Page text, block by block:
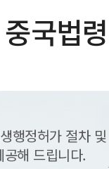
중국법령
행정허가 절차 및
해 드립니다.